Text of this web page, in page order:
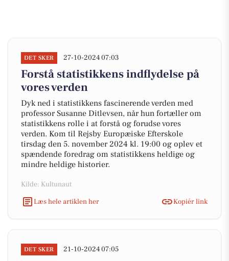
DET SKER 27-10-2024 07:03
Forstå statistikkens indflydelse på
vores verden
Dyk ned i statistikkens fascinerende verden med
professor Susanne Ditlevsen, når hun fortæller om
statistikkens rolle i at forstå og forudse vores
verden. Kom til Rejsby Europæiske Efterskole
tirsdag den 5. november 2024 kl. 19:00 og oplev et
spændende foredrag om statistikkens heldige og
mindre heldige historier.
Kilde: Kultunaut
Læs hele artiklen her
Kopiér link
DET SKER 21-10-2024 07:05